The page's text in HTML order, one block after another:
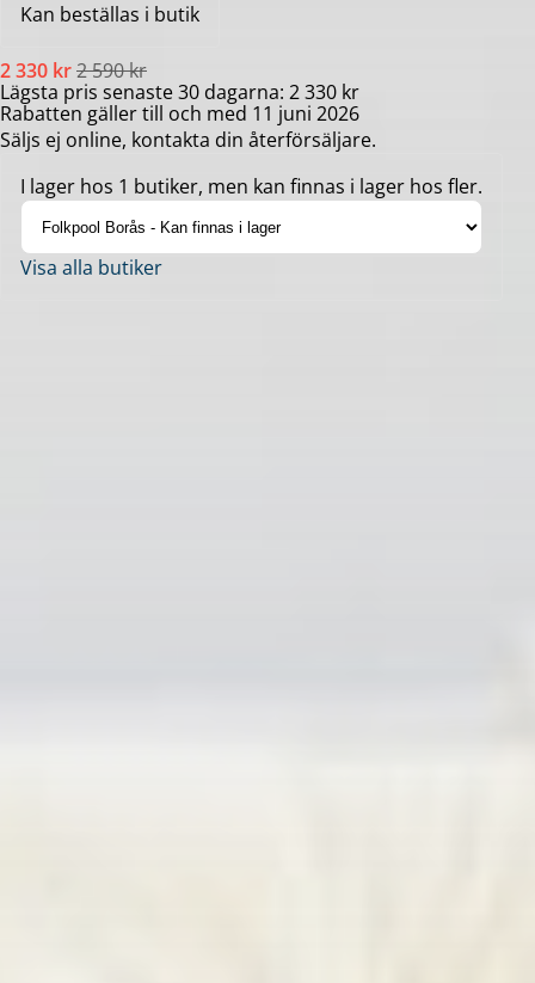
Kan beställas i butik
2 330 kr2 590 kr
Lägsta pris senaste 30 dagarna: 2 330 kr
Rabatten gäller till och med 11 juni 2026
Säljs ej online, kontakta din återförsäljare.
I lager hos 1 butiker, men kan finnas i lager hos fler.
Visa alla butiker